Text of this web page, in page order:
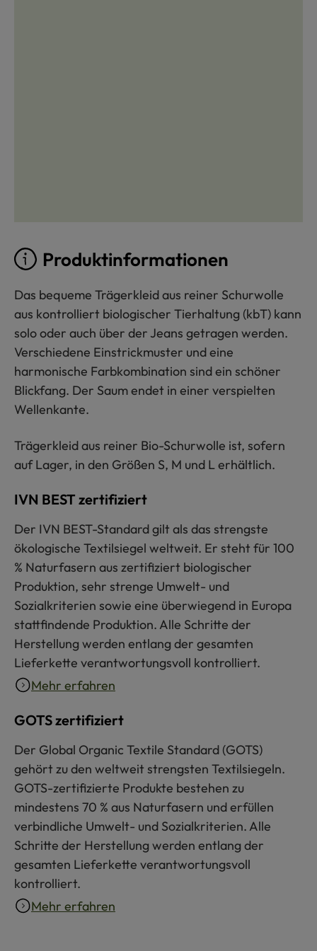
Produktinformationen
Das bequeme Trägerkleid aus reiner Schurwolle
aus kontrolliert biologischer Tierhaltung (kbT) kann
solo oder auch über der Jeans getragen werden.
Verschiedene Einstrickmuster und eine
harmonische Farbkombination sind ein schöner
Blickfang. Der Saum endet in einer verspielten
Wellenkante.
Trägerkleid aus reiner Bio-Schurwolle ist, sofern
auf Lager, in den Größen S, M und L erhältlich.
IVN BEST zertifiziert
Der IVN BEST-Standard gilt als das strengste
ökologische Textilsiegel weltweit. Er steht für 100
% Naturfasern aus zertifiziert biologischer
Produktion, sehr strenge Umwelt- und
Sozialkriterien sowie eine überwiegend in Europa
stattfindende Produktion. Alle Schritte der
Herstellung werden entlang der gesamten
Lieferkette verantwortungsvoll kontrolliert.
Mehr erfahren
GOTS zertifiziert
Der Global Organic Textile Standard (GOTS)
gehört zu den weltweit strengsten Textilsiegeln.
GOTS-zertifizierte Produkte bestehen zu
mindestens 70 % aus Naturfasern und erfüllen
verbindliche Umwelt- und Sozialkriterien. Alle
Schritte der Herstellung werden entlang der
gesamten Lieferkette verantwortungsvoll
kontrolliert.
Mehr erfahren